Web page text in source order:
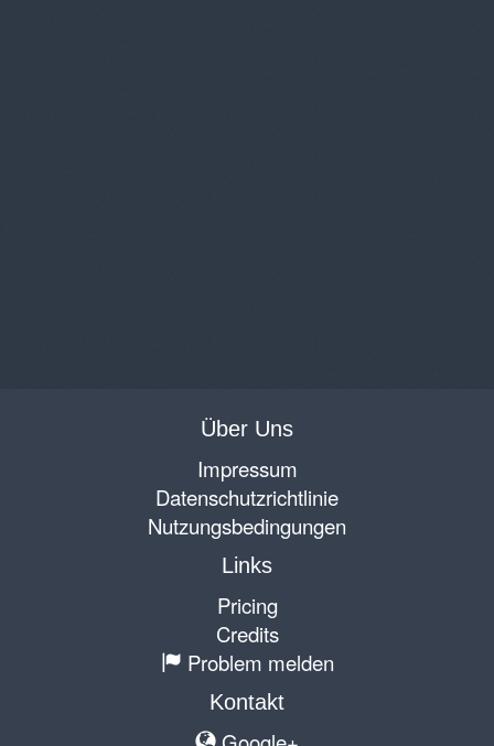
Über Uns
Impressum
Datenschutzrichtlinie
Nutzungsbedingungen
Links
Pricing
Credits
Problem melden
Kontakt